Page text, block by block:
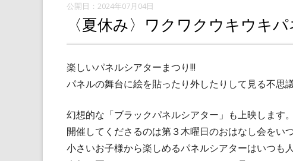
ン
メ
ニ
ュ
ー
2024年07月04日
〈夏休み〉ワクワクウキウキ
楽しいパネルシアターまつり!!!
パネルの舞台に絵を貼ったり外したりして見る不思
幻想的な「ブラックパネルシアター」も上映します。
開催してくださるのは第３木曜日のおはなし会をい
小さいお子様から楽しめるパネルシアターはいつも人